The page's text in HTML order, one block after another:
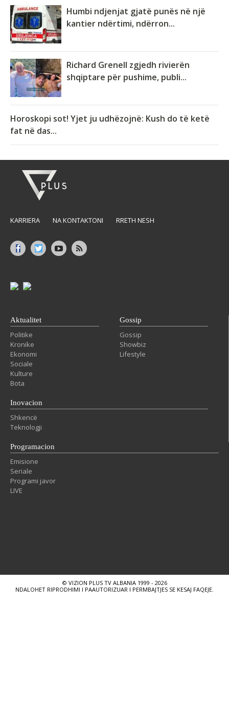
Humbi ndjenjat gjatë punës në një
kantier ndërtimi, ndërron...
Richard Grenell zgjedh rivierën
shqiptare për pushime, publi...
Horoskopi sot! Yjet ju udhëzojnë: Kush do të ketë
fat në das...
KARRIERA NA KONTAKTONI RRETH NESH
Aktualitet
Politike
Kronike
Ekonomi
Sociale
Kulture
Bota
Gossip
Gossip
Showbiz
Lifestyle
Inovacion
Shkencë
Teknologji
Programacion
Emisione
Seriale
Programi javor
LIVE
© VIZION PLUS TV ALBANIA 1999 - 2026
NDALOHET RIPRODHIMI I PAAUTORIZUAR I PERMBAJTJES SE KESAJ FAQEJE.